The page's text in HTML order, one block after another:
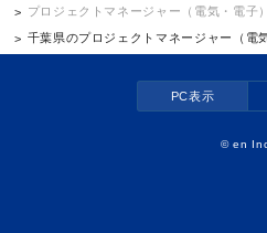
プロジェクトマネージャー（電気・電子
千葉県のプロジェクトマネージャー（電
PC表示
©en